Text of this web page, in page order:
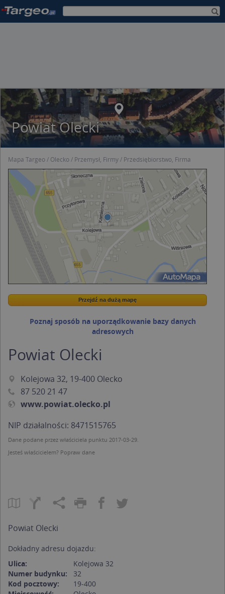
Powiat Olecki
Mapa Targeo Olecko Przemysł, Firmy Przedsiębiorstwo, Firma
Wstaw tę mapkę na swoją stronę
Przejdź na dużą mapę
Przejdź na dużą mapę
Poznaj sposób na uporządkowanie bazy danych
adresowych
Powiat Olecki
Kolejowa 32, 19-400 Olecko
87 520 21 47
www.powiat.olecko.pl
NIP działalności: 8471515765
Dane podane przez właściciela punktu 2017-03-29.
Jesteś właścicielem? Popraw dane
Powiat Olecki
Dokładny adresu dojazdu:
Ulica:
Kolejowa 32
Numer budynku:
32
Kod pocztowy:
19-400